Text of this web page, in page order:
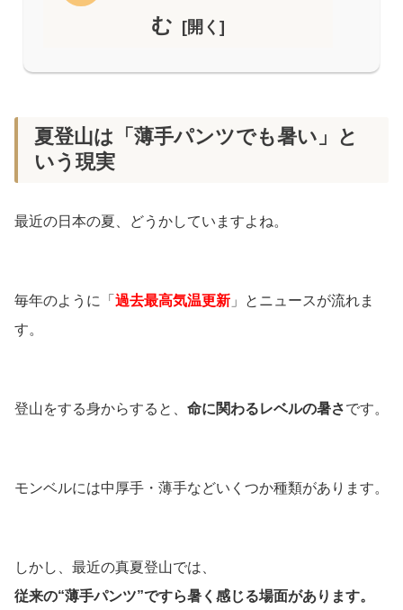
む
夏登山は「薄手パンツでも暑い」と
いう現実
最近の日本の夏、どうかしていますよね。
毎年のように「 過去最高気温更新 」とニュースが流れま
す。
登山をする身からすると、 命に関わるレベルの暑さです。
モンベルには中厚手・薄手などいくつか種類があります。
しかし、最近の真夏登山では、
従来の“薄手パンツ”ですら暑く感じる場面があります。